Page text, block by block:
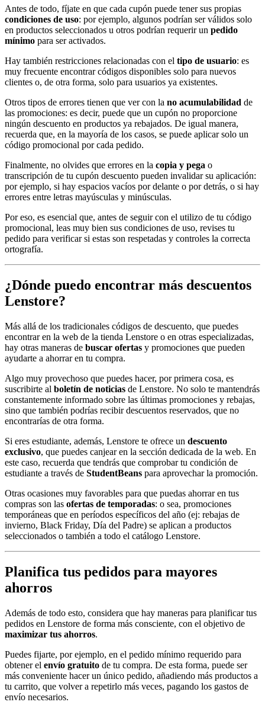
Antes de todo, fíjate en que cada cupón puede tener sus propias
condiciones de uso: por ejemplo, algunos podrían ser válidos solo
en productos seleccionados u otros podrían requerir un pedido
mínimo para ser activados.
Hay también restricciones relacionadas con el tipo de usuario: es
muy frecuente encontrar códigos disponibles solo para nuevos
clientes o, de otra forma, solo para usuarios ya existentes.
Otros tipos de errores tienen que ver con la no acumulabilidad de
las promociones: es decir, puede que un cupón no proporcione
ningún descuento en productos ya rebajados. De igual manera,
recuerda que, en la mayoría de los casos, se puede aplicar solo un
código promocional por cada pedido.
Finalmente, no olvides que errores en la copia y pega o
transcripción de tu cupón descuento pueden invalidar su aplicación:
por ejemplo, si hay espacios vacíos por delante o por detrás, o si hay
errores entre letras mayúsculas y minúsculas.
Por eso, es esencial que, antes de seguir con el utilizo de tu código
promocional, leas muy bien sus condiciones de uso, revises tu
pedido para verificar si estas son respetadas y controles la correcta
ortografía.
¿Dónde puedo encontrar más descuentos
Lenstore?
Más allá de los tradicionales códigos de descuento, que puedes
encontrar en la web de la tienda Lenstore o en otras especializadas,
hay otras maneras de buscar ofertas y promociones que pueden
ayudarte a ahorrar en tu compra.
Algo muy provechoso que puedes hacer, por primera cosa, es
suscribirte al boletín de noticias de Lenstore. No solo te mantendrás
constantemente informado sobre las últimas promociones y rebajas,
sino que también podrías recibir descuentos reservados, que no
encontrarías de otra forma.
Si eres estudiante, además, Lenstore te ofrece un descuento
exclusivo, que puedes canjear en la sección dedicada de la web. En
este caso, recuerda que tendrás que comprobar tu condición de
estudiante a través de StudentBeans para aprovechar la promoción.
Otras ocasiones muy favorables para que puedas ahorrar en tus
compras son las ofertas de temporadas: o sea, promociones
temporáneas que en períodos específicos del año (ej: rebajas de
invierno, Black Friday, Día del Padre) se aplican a productos
seleccionados o también a todo el catálogo Lenstore.
Planifica tus pedidos para mayores
ahorros
Además de todo esto, considera que hay maneras para planificar tus
pedidos en Lenstore de forma más consciente, con el objetivo de
maximizar tus ahorros.
Puedes fijarte, por ejemplo, en el pedido mínimo requerido para
obtener el envío gratuito de tu compra. De esta forma, puede ser
más conveniente hacer un único pedido, añadiendo más productos a
tu carrito, que volver a repetirlo más veces, pagando los gastos de
envío necesarios.